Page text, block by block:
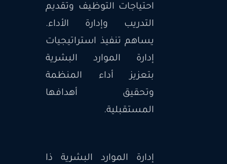
احتياجات التوظيف وتقديم
التدريب وإدارة الأداء.
يساهم تنفيذ استراتيجيات
إدارة الموارد البشرية
بتعزيز أداء المنظمة
وتحقيق أهدافها
المستقبلية.
إدارة الموارد البشرية ذا